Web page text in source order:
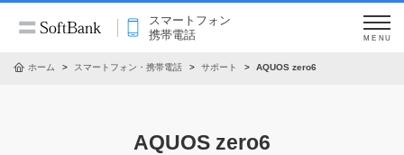
スマートフォン
携帯電話
MENU
ホーム スマートフォン・携帯電話 サポート AQUOS zero6
AQUOS zero6